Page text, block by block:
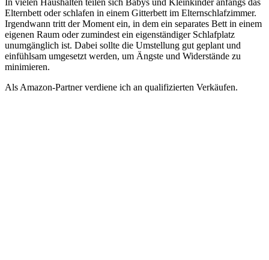
In vielen Haushalten teilen sich Babys und Kleinkinder anfangs das
Elternbett oder schlafen in einem Gitterbett im Elternschlafzimmer.
Irgendwann tritt der Moment ein, in dem ein separates Bett in einem
eigenen Raum oder zumindest ein eigenständiger Schlafplatz
unumgänglich ist. Dabei sollte die Umstellung gut geplant und
einfühlsam umgesetzt werden, um Ängste und Widerstände zu
minimieren.
Als Amazon-Partner verdiene ich an qualifizierten Verkäufen.